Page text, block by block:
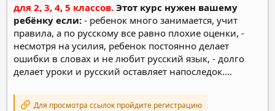
для 2, 3, 4, 5 классов. Этот курс нужен вашему
ребёнку если: - ребенок много занимается, учит
правила, а по русскому все равно плохие оценки, -
несмотря на усилия, ребенок постоянно делает
ошибки в словах и не любит русский язык, - долго
делает уроки и русский оставляет напоследок....
Для просмотра ссылок пройдите регистрацию